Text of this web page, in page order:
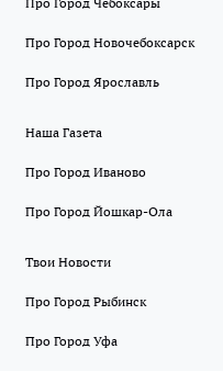
Про Город Новочебоксарск
Про Город Ярославль
Наша Газета
Про Город Иваново
Про Город Йошкар-Ола
Твои Новости
Про Город Рыбинск
Про Город Уфа